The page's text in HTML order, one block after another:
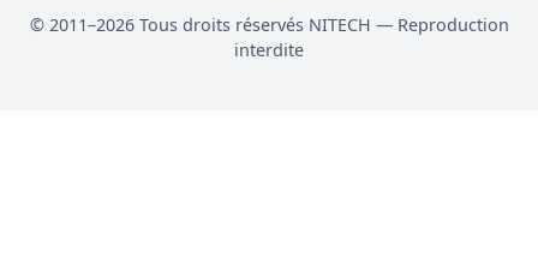
© 2011–2026 Tous droits réservés NITECH — Reproduction
interdite